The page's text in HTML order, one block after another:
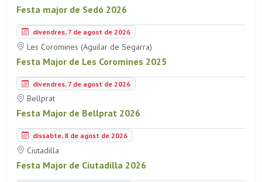
Festa major de Sedó 2026
divendres, 7 de agost de 2026
Les Coromines (Aguilar de Segarra)
Festa Major de Les Coromines 2025
divendres, 7 de agost de 2026
Bellprat
Festa Major de Bellprat 2026
dissabte, 8 de agost de 2026
Ciutadilla
Festa Major de Ciutadilla 2026